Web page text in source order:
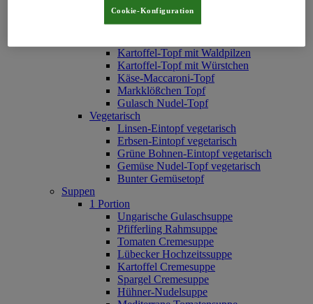
Erbsen-Eintopf mit Fleischbällchen
Spätzletopf mit Linsen
Kartoffel-Topf mit Waldpilzen
Kartoffel-Topf mit Würstchen
Käse-Maccaroni-Topf
Markklößchen Topf
Gulasch Nudel-Topf
Vegetarisch
Linsen-Eintopf vegetarisch
Erbsen-Eintopf vegetarisch
Grüne Bohnen-Eintopf vegetarisch
Gemüse Nudel-Topf vegetarisch
Bunter Gemüsetopf
Suppen
1 Portion
Ungarische Gulaschsuppe
Pfifferling Rahmsuppe
Tomaten Cremesuppe
Lübecker Hochzeitssuppe
Kartoffel Cremesuppe
Spargel Cremesuppe
Hühner-Nudelsuppe
Cookie-Konfiguration